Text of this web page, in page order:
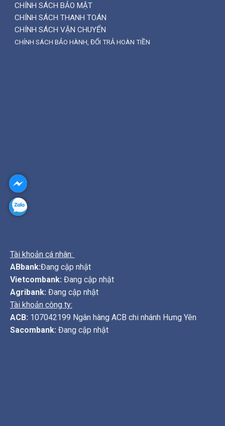
CHÍNH SÁCH BẢO MẬT
CHÍNH SÁCH THANH TOÁN
CHÍNH SÁCH VẬN CHUYỂN
CHÍNH SÁCH BẢO HÀNH, ĐỔI TRẢ HOÀN TIỀN
Tài khoản cá nhân:
ABbank:Đang cập nhật
Vietcombank: Đang cập nhật
Agribank: Đang cập nhật
Tài khoản công ty:
ACB: 107042199 Ngân hàng ACB chi nhánh Hưng Yên
Sacombank: Đang cập nhật